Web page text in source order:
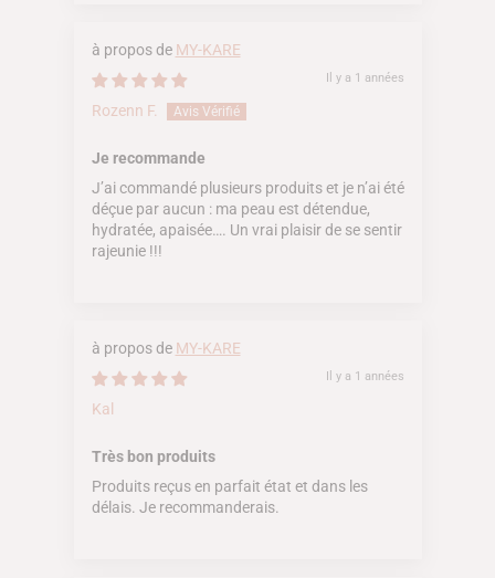
MY-KARE
Il y a 1 années
Rozenn F.
Je recommande
J’ai commandé plusieurs produits et je n’ai été
déçue par aucun : ma peau est détendue,
hydratée, apaisée…. Un vrai plaisir de se sentir
rajeunie !!!
MY-KARE
Il y a 1 années
Kal
Très bon produits
Produits reçus en parfait état et dans les
délais. Je recommanderais.